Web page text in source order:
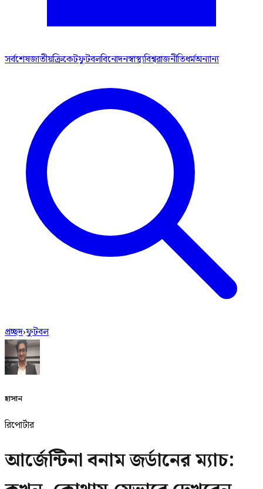
সর্বশেষজাতীয়ক্রিকেটফুটবলবিনোদনস্বাস্থ্যবিশ্বরাজনীতিধর্মঅন্যান্য
প্রচ্ছদ›ফুটবল
হাসান
রিপোর্টার
আর্জেন্টিনা বনাম জর্ডানের ম্যাচ: